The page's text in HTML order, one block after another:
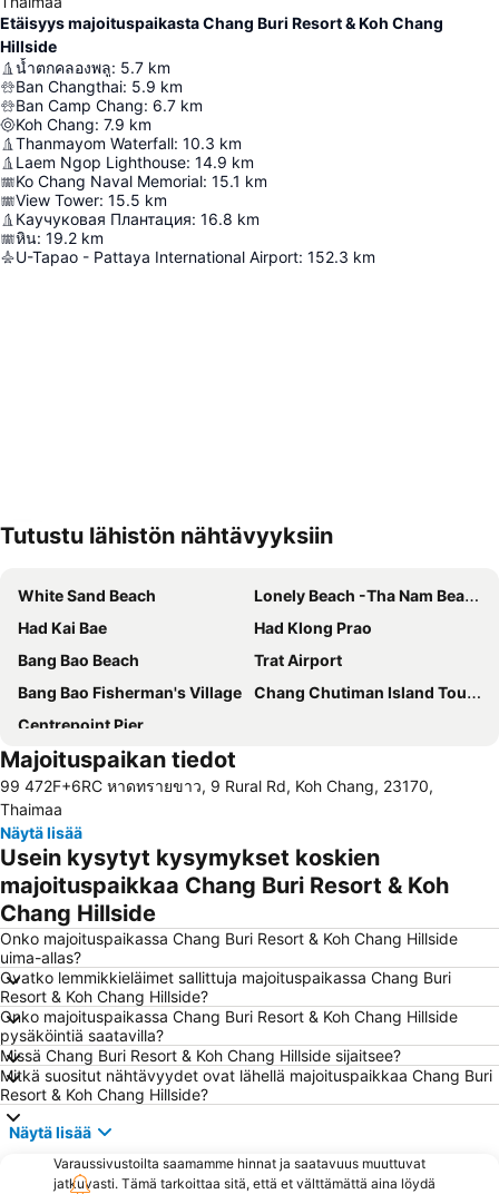
Etäisyys majoituspaikasta Chang Buri Resort & Koh Chang
Hillside
น้ำตกคลองพลู: 5.7 km
Ban Changthai: 5.9 km
Ban Camp Chang: 6.7 km
Koh Chang: 7.9 km
Thanmayom Waterfall: 10.3 km
Laem Ngop Lighthouse: 14.9 km
Ko Chang Naval Memorial: 15.1 km
View Tower: 15.5 km
Каучуковая Плантация: 16.8 km
หิน: 19.2 km
U-Tapao - Pattaya International Airport: 152.3 km
Tutustu lähistön nähtävyyksiin
White Sand Beach
Lonely Beach -Tha Nam Beach
Had Kai Bae
Had Klong Prao
Bang Bao Beach
Trat Airport
Bang Bao Fisherman's Village
Chang Chutiman Island Tours
Centrepoint Pier
Majoituspaikan tiedot
99 472F+6RC หาดทรายขาว, 9 Rural Rd, Koh Chang, 23170,
Thaimaa
Näytä lisää
Usein kysytyt kysymykset koskien
majoituspaikkaa Chang Buri Resort & Koh
Chang Hillside
Onko majoituspaikassa Chang Buri Resort & Koh Chang Hillside
uima-allas?
Ovatko lemmikkieläimet sallittuja majoituspaikassa Chang Buri
Resort & Koh Chang Hillside?
Onko majoituspaikassa Chang Buri Resort & Koh Chang Hillside
pysäköintiä saatavilla?
Missä Chang Buri Resort & Koh Chang Hillside sijaitsee?
Mitkä suositut nähtävyydet ovat lähellä majoituspaikkaa Chang Buri
Resort & Koh Chang Hillside?
Näytä lisää
Varaussivustoilta saamamme hinnat ja saatavuus muuttuvat
jatkuvasti. Tämä tarkoittaa sitä, että et välttämättä aina löydä